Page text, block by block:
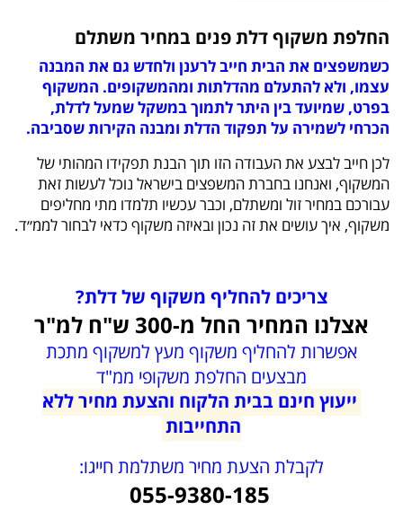
החלפת משקוף דלת פנים במחיר משתלם
כשמשפצים את הבית חייב לרענן ולחדש גם את המבנה
עצמו, ולא להתעלם מהדלתות ומהמשקופים. המשקוף
בפרט, שמיועד בין היתר לתמוך במשקל שמעל לדלת,
הכרחי לשמירה על תפקוד הדלת ומבנה הקירות שסביבה.
לכן חייב לבצע את העבודה הזו תוך הבנת תפקידו המהותי של
המשקוף, ואנחנו בחברת המשפצים בישראל נוכל לעשות זאת
עבורכם במחיר זול ומשתלם, וכבר עכשיו תלמדו מתי מחליפים
משקוף, איך עושים את זה נכון ובאיזה משקוף כדאי לבחור לממ״ד.
צריכים להחליף משקוף של דלת?
אצלנו המחיר החל מ-300 ש"ח למ"ר
אפשרות להחליף משקוף מעץ למשקוף מתכת
מבצעים החלפת משקופי ממ"ד
ייעוץ חינם בבית הלקוח והצעת מחיר ללא
התחייבות
לקבלת הצעת מחיר משתלמת חייגו:
055-9380-185